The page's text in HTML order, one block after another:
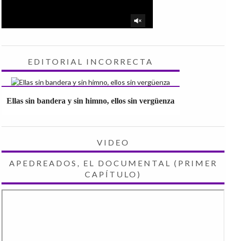
EDITORIAL INCORRECTA
Ellas sin bandera y sin himno, ellos sin vergüenza
VIDEO
APEDREADOS, EL DOCUMENTAL (PRIMER
CAPÍTULO)